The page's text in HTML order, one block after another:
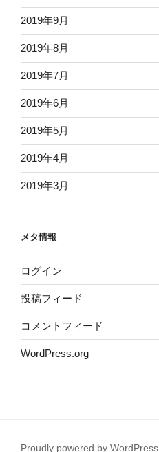
2019年9月
2019年8月
2019年7月
2019年6月
2019年5月
2019年4月
2019年3月
メタ情報
ログイン
投稿フィード
コメントフィード
WordPress.org
Proudly powered by WordPress